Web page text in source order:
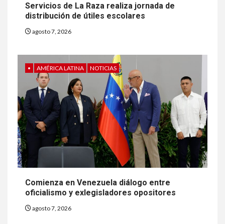
Servicios de La Raza realiza jornada de
distribución de útiles escolares
agosto 7, 2026
• AMÉRICA LATINA NOTICIAS
Comienza en Venezuela diálogo entre
oficialismo y exlegisladores opositores
agosto 7, 2026